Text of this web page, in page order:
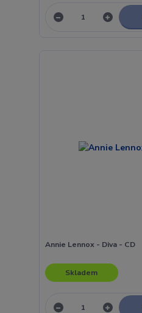
Annie Lennox - Diva - CD
Skladem